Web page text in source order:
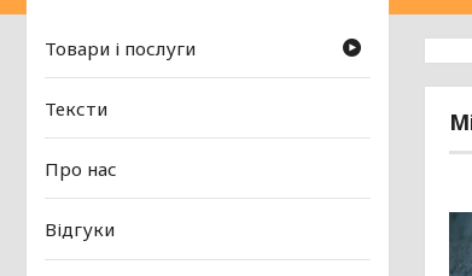
Товари і послуги
Тексти
Про нас
Відгуки